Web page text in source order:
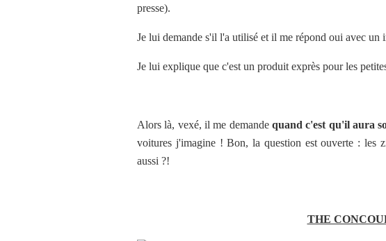
presse).
Je lui demande s'il l'a utilisé et il me répond oui avec un
Je lui explique que c'est un produit exprès pour les
Alors là, vexé, il me demande quand c'est qu'il aura
voitures j'imagine ! Bon, la question est ouverte : les
aussi ?!
THE